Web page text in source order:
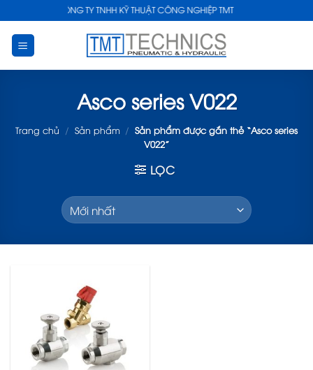
to
content
CÔNG TY TNHH KỸ THUẬT CÔNG NGHIỆP TMT
Asco series V022
Trang chủ / Sản phẩm / Sản phẩm được gắn thẻ “Asco series
V022”
LỌC